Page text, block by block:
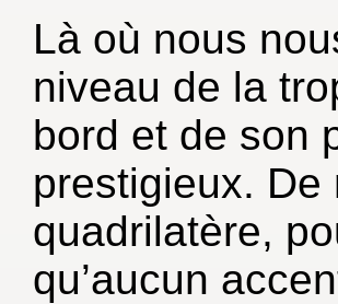
Là où nous
niveau de la
bord et de son
prestigieux.
quadrilatère,
qu’aucun